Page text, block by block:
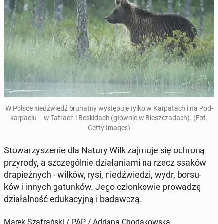
W Polsce niedź­wiedź bru­nat­ny wy­stę­pu­je tylko w Kar­pa­tach i na Pod­
kar­pa­ciu – w Tatrach i Be­ski­dach (głównie w Biesz­cza­dach). (Fot.
Getty Images)
Sto­wa­rzy­sze­nie dla Natury Wilk zajmuje się ochroną
przy­ro­dy, a szcze­gól­nie dzia­ła­nia­mi na rzecz ssaków
dra­pież­nych - wilków, rysi, niedź­wie­dzi, wydr, bor­su­
ków i innych ga­tun­ków. Jego człon­ko­wie pro­wa­dzą
dzia­łal­ność edu­ka­cyj­ną i ba­daw­czą.
Marek Szafrański / PAP / Adriana Chodakowska